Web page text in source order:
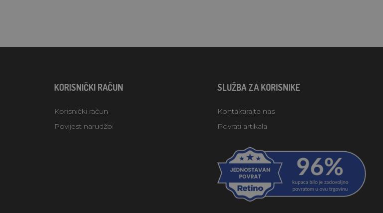
KORISNIČKI RAČUN
Korisnički račun
Povijest narudžbi
SLUŽBA ZA KORISNIKE
Kontaktirajte nas
Povrati artikala